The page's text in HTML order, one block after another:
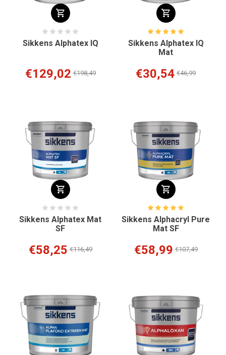
Sikkens Alphatex IQ
€129,02 €198,49
Sikkens Alphatex IQ
Mat
€30,54 €46,99
Sikkens Alphatex Mat
SF
€58,25 €116,49
Sikkens Alphacryl Pure
Mat SF
€58,99 €107,49